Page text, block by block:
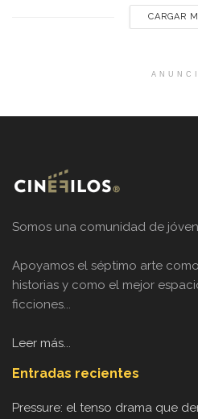
lanzamiento. La noticia llega
CARGAR
Somos una comunidad de
Apoyamos el séptimo arte
historias y como el mejor
ficciones...
Leer más...
Entradas recientes
Pressure: el tenso drama que